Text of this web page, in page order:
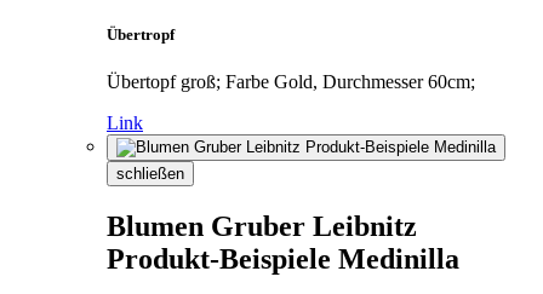
Übertropf
Übertopf groß; Farbe Gold, Durchmesser 60cm;
Link
schließen
Blumen Gruber Leibnitz
Produkt-Beispiele Medinilla